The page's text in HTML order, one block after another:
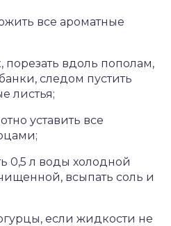
все ароматные
порезать вдоль пополам,
следом пустить
листья;
уставить все
0,5 л воды холодной
всыпать соль и
если жидкости не